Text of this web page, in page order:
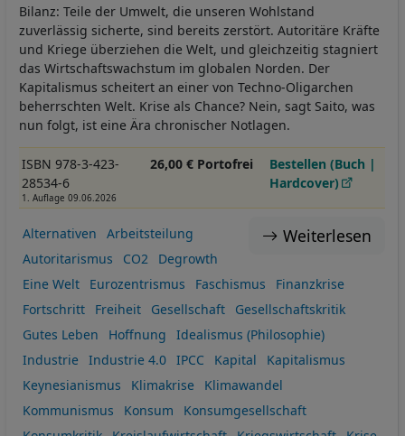
Bilanz: Teile der Umwelt, die unseren Wohlstand
zuverlässig sicherte, sind bereits zerstört. Autoritäre Kräfte
und Kriege überziehen die Welt, und gleichzeitig stagniert
das Wirtschaftswachstum im globalen Norden. Der
Kapitalismus scheitert an einer von Techno-Oligarchen
beherrschten Welt. Krise als Chance? Nein, sagt Saito, was
nun folgt, ist eine Ära chronischer Notlagen.
ISBN 978-3-423-
28534-6
1. Auflage 09.06.2026
26,00 € Portofrei
Bestellen (Buch |
Hardcover)
Weiterlesen
Alternativen
Arbeitsteilung
Autoritarismus
CO2
Degrowth
Eine Welt
Eurozentrismus Faschismus
Finanzkrise
Fortschritt
Freiheit Gesellschaft
Gesellschaftskritik
Gutes Leben
Hoffnung
Idealismus (Philosophie)
Industrie
Industrie 4.0 IPCC Kapital
Kapitalismus
Keynesianismus
Klimakrise
Klimawandel
Kommunismus
Konsum
Konsumgesellschaft